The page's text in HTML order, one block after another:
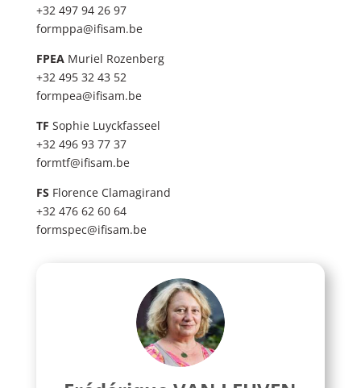
+32 497 94 26 97
formppa@ifisam.be
FPEA Muriel Rozenberg
+32 495 32 43 52
formpea@ifisam.be
TF Sophie Luyckfasseel
+32 496 93 77 37
formtf@ifisam.be
FS Florence Clamagirand
+32 476 62 60 64
formspec@ifisam.be